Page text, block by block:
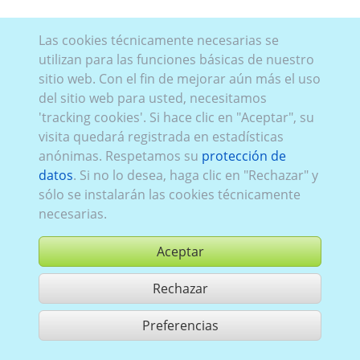
comprar
compartir 1 aciertos
Utilización de acuerdo con las condiciones generales de contrato,
Las cookies técnicamente necesarias se
utilizan para las funciones básicas de nuestro
sitio web. Con el fin de mejorar aún más el uso
del sitio web para usted, necesitamos
'tracking cookies'. Si hace clic en "Aceptar", su
visita quedará registrada en estadísticas
anónimas. Respetamos su protección de
datos. Si no lo desea, haga clic en "Rechazar" y
sólo se instalarán las cookies técnicamente
necesarias.
Aceptar
Rechazar
Preferencias